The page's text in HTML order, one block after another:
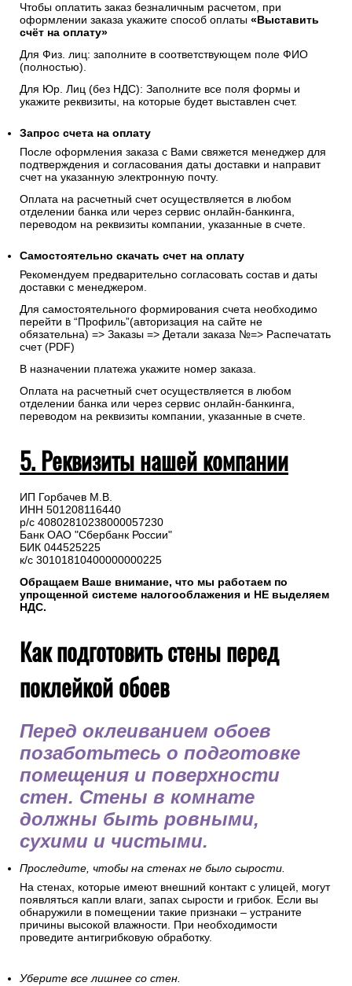
Чтобы оплатить заказ безналичным расчетом, при
оформлении заказа укажите способ оплаты «Выставить
счёт на оплату»
Для Физ. лиц: заполните в соответствующем поле ФИО
(полностью).
Для Юр. Лиц (без НДС): Заполните все поля формы и
укажите реквизиты, на которые будет выставлен счет.
Запрос счета на оплату
После оформления заказа с Вами свяжется менеджер для
подтверждения и согласования даты доставки и направит
счет на указанную электронную почту.
Оплата на расчетный счет осуществляется в любом
отделении банка или через сервис онлайн-банкинга,
переводом на реквизиты компании, указанные в счете.
Самостоятельно скачать счет на оплату
Рекомендуем предварительно согласовать состав и даты
доставки с менеджером.
Для самостоятельного формирования счета необходимо
перейти в “Профиль”(авторизация на сайте не
обязательна) => Заказы => Детали заказа №=> Распечатать
счет (PDF)
В назначении платежа укажите номер заказа.
Оплата на расчетный счет осуществляется в любом
отделении банка или через сервис онлайн-банкинга,
переводом на реквизиты компании, указанные в счете.
5. Реквизиты нашей компании
ИП Горбачев М.В.
ИНН 501208116440
р/с 40802810238000057230
Банк ОАО "Сбербанк России"
БИК 044525225
к/с 30101810400000000225
Обращаем Ваше внимание, что мы работаем по
упрощенной системе налогооблажения и НЕ выделяем
НДС.
Как подготовить стены перед
поклейкой обоев
Перед оклеиванием обоев
позаботьтесь о подготовке
помещения и поверхности
стен. Стены в комнате
должны быть ровными,
сухими и чистыми.
Проследите, чтобы на стенах не было сырости.
На стенах, которые имеют внешний контакт с улицей, могут
появляться капли влаги, запах сырости и грибок. Если вы
обнаружили в помещении такие признаки – устраните
причины высокой влажности. При необходимости
проведите антигрибковую обработку.
Уберите все лишнее со стен.